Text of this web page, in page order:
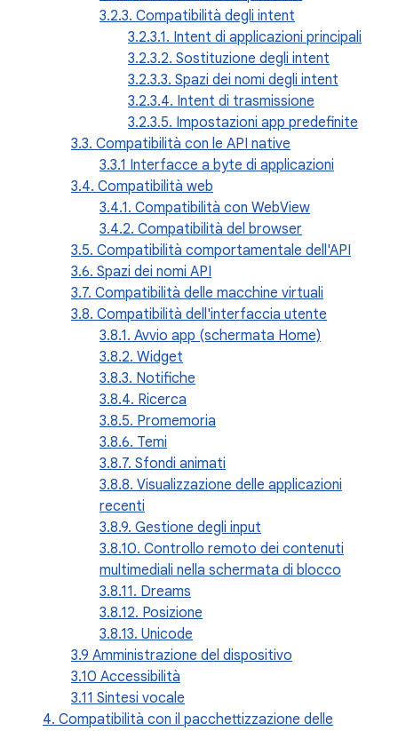
3.2.3. Compatibilità degli intent
3.2.3.1. Intent di applicazioni principali
3.2.3.2. Sostituzione degli intent
3.2.3.3. Spazi dei nomi degli intent
3.2.3.4. Intent di trasmissione
3.2.3.5. Impostazioni app predefinite
3.3. Compatibilità con le API native
3.3.1 Interfacce a byte di applicazioni
3.4. Compatibilità web
3.4.1. Compatibilità con WebView
3.4.2. Compatibilità del browser
3.5. Compatibilità comportamentale dell'API
3.6. Spazi dei nomi API
3.7. Compatibilità delle macchine virtuali
3.8. Compatibilità dell'interfaccia utente
3.8.1. Avvio app (schermata Home)
3.8.2. Widget
3.8.3. Notifiche
3.8.4. Ricerca
3.8.5. Promemoria
3.8.6. Temi
3.8.7. Sfondi animati
3.8.8. Visualizzazione delle applicazioni
recenti
3.8.9. Gestione degli input
3.8.10. Controllo remoto dei contenuti
multimediali nella schermata di blocco
3.8.11. Dreams
3.8.12. Posizione
3.8.13. Unicode
3.9 Amministrazione del dispositivo
3.10 Accessibilità
3.11 Sintesi vocale
4. Compatibilità con il pacchettizzazione delle